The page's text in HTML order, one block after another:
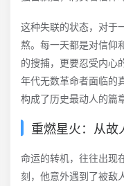
这种失联的状态，对于
熬。每一天都是对信仰
的搜捕，更要忍受内心
年代无数革命者面临的
构成了历史最动人的篇
重燃星火：从故
命运的转机，往往出现
刻，他意外遇到了被敌